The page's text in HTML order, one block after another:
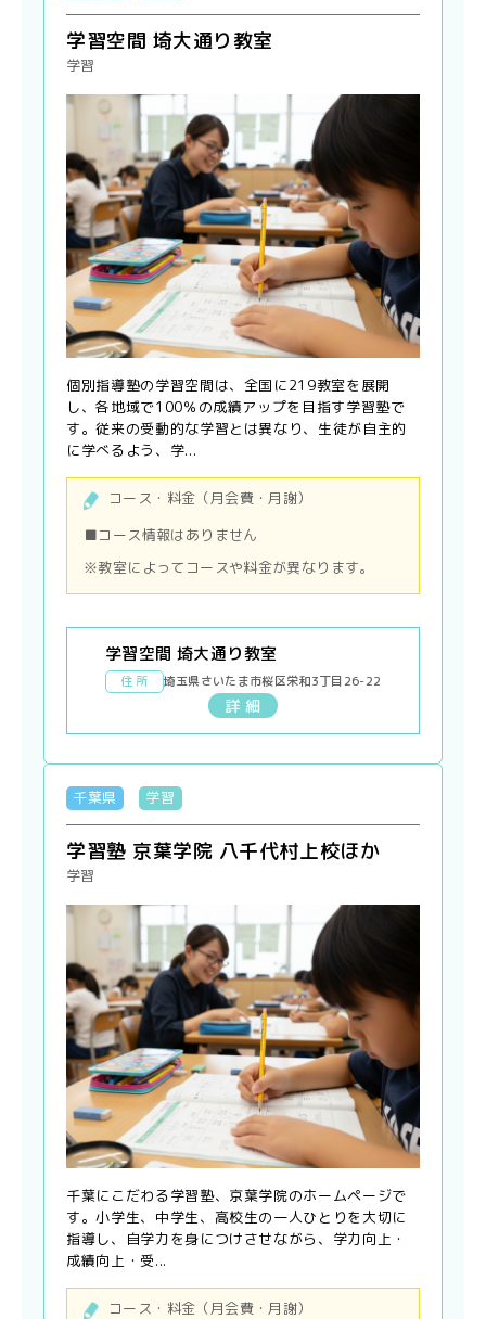
学習空間 埼大通り教室
学習
個別指導塾の学習空間は、全国に219教室を展開
し、各地域で100％の成績アップを目指す学習塾で
す。従来の受動的な学習とは異なり、生徒が自主的
に学べるよう、学...
コース・料金（月会費・月謝）
■コース情報はありません
※教室によってコースや料金が異なります。
学習空間 埼大通り教室
住 所 埼玉県さいたま市桜区栄和3丁目26-22
詳 細
千葉県 学習
学習塾 京葉学院 八千代村上校ほか
学習
千葉にこだわる学習塾、京葉学院のホームページで
す。小学生、中学生、高校生の一人ひとりを大切に
指導し、自学力を身につけさせながら、学力向上・
成績向上・受...
コース・料金（月会費・月謝）